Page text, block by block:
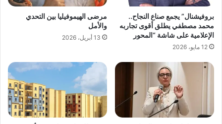
بروفيشنال” يجمع صناع النجاح..
محمد مصطفي يطلق أقوى تجاربه
الإعلامية على شاشة “المحور
12 مايو، 2026
مرضى الهيموفيليا بين التحدي
والأمل
13 أبريل، 2026